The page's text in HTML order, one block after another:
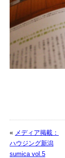
« メディア掲載：
ハウジング新潟
sumica vol.5